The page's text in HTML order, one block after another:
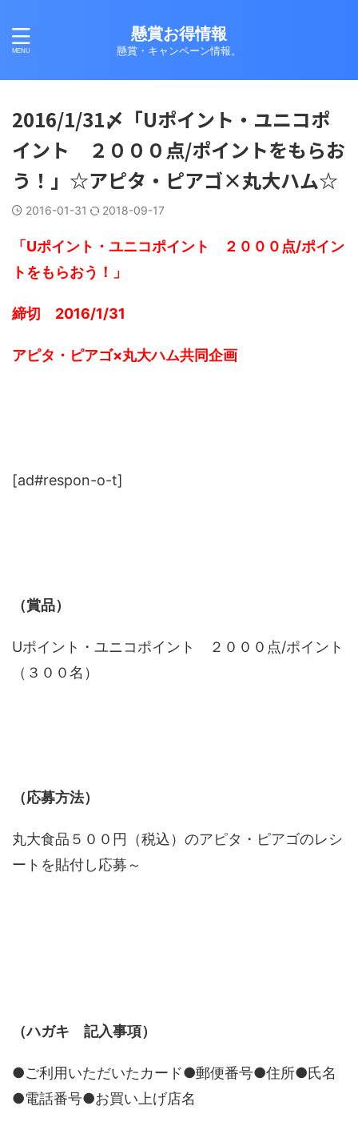
懸賞お得情報
懸賞・キャンペーン情報。
2016/1/31〆「Uポイント・ユニコポ
イント ２０００点/ポイントをもらお
う！」☆アピタ・ピアゴ×丸大ハム☆
2016-01-31 2018-09-17
「Uポイント・ユニコポイント ２０００点/ポイン
トをもらおう！」
締切 2016/1/31
アピタ・ピアゴ×丸大ハム共同企画
[ad#respon-o-t]
（賞品）
Uポイント・ユニコポイント ２０００点/ポイント
（３００名）
（応募方法）
丸大食品５００円（税込）のアピタ・ピアゴのレシ
ートを貼付し応募～
（ハガキ 記入事項）
●ご利用いただいたカード●郵便番号●住所●氏名
●電話番号●お買い上げ店名